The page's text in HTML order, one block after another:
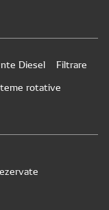
Diesel
Filtrare
rotative